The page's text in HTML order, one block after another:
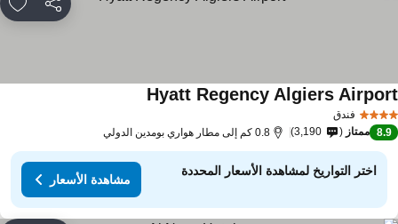
مشاركة
فندق
Hyatt Regency Algiers
8.9 ممتاز 3,190 0.8 كم إلى مطار هواري بومدين الدولي
اختر التواريخ لمشاهدة الأسعار المحددة
مشاهدة الأسعار